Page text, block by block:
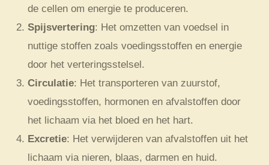
de cellen om energie te produceren.
Spijsvertering: Het omzetten van voedsel in
nuttige stoffen zoals voedingsstoffen en energie
door het verteringsstelsel.
Circulatie: Het transporteren van zuurstof,
voedingsstoffen, hormonen en afvalstoffen door
het lichaam via het bloed en het hart.
Excretie: Het verwijderen van afvalstoffen uit het
lichaam via nieren, blaas, darmen en huid.